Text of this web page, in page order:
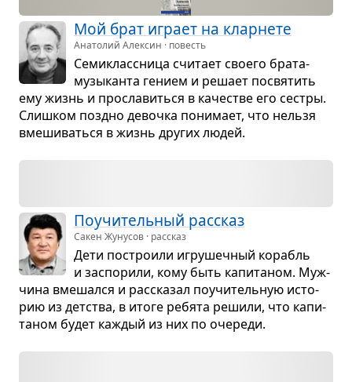
Мой брат играет на клар­нете
Анатолий Алексин · повесть
Семи­класс­ница счи­тает сво­его брата-
музы­канта гением и решает посвя­тить
ему жизнь и про­сла­виться в каче­стве его сестры.
Слиш­ком поздно девочка пони­мает, что нельзя
вме­ши­ваться в жизнь дру­гих людей.
Поучи­тель­ный рас­сказ
Сакен Жунусов · рассказ
Дети постро­или игру­шеч­ный корабль
и заспо­рили, кому быть капи­та­ном. Муж­
чина вме­шался и рас­ска­зал поучи­тель­ную исто­
рию из дет­ства, в итоге ребята решили, что капи­
та­ном будет каж­дый из них по оче­реди.